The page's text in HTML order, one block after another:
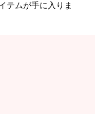
テムが手に入りま